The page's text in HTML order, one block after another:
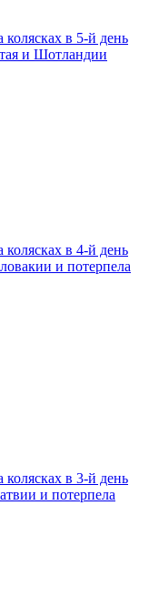
в 5-й день
и Шотландии
в 4-й день
и потерпела
в 3-й день
и потерпела